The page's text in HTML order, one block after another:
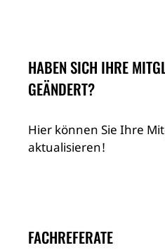
HABEN SICH IHRE
GEÄNDERT?
Hier können Sie Ihre
aktualisieren!
FACHREFERATE